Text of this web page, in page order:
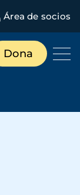
Área de socios
Dona